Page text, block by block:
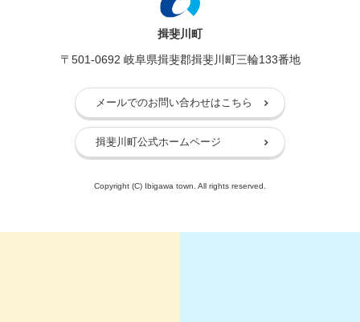
揖斐川町
〒501-0692 岐阜県揖斐郡揖斐川町三輪133番地
メールでのお問い合わせはこちら
揖斐川町公式ホームページ
Copyright (C) Ibigawa town. All rights reserved.